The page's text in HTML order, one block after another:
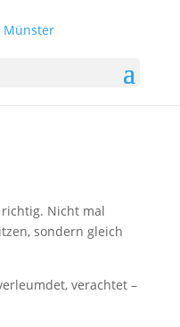
Nicht mal
sondern gleich
verachtet –